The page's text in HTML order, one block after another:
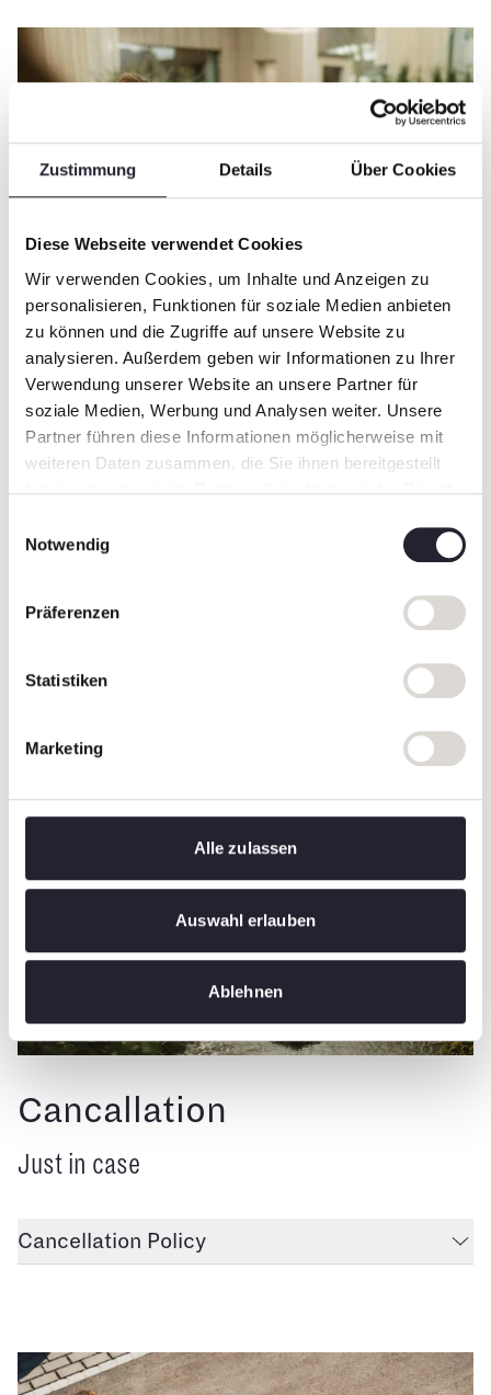
Zustimmung Details Über Cookies
Diese Webseite verwendet Cookies
Wir verwenden Cookies, um Inhalte und Anzeigen zu
personalisieren, Funktionen für soziale Medien anbieten
zu können und die Zugriffe auf unsere Website zu
analysieren. Außerdem geben wir Informationen zu Ihrer
Verwendung unserer Website an unsere Partner für
soziale Medien, Werbung und Analysen weiter. Unsere
Partner führen diese Informationen möglicherweise mit
weiteren Daten zusammen, die Sie ihnen bereitgestellt
Notwendig
Präferenzen
Statistiken
Marketing
Alle zulassen
Auswahl erlauben
Ablehnen
Family & Children
For the whole family
Children’s rates
Cancallation
Just in case
Cancellation Policy